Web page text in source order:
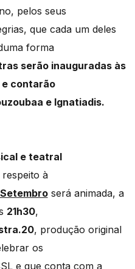
pelos seus
que cada um deles
forma
serão inauguradas às
e contarão
e Ignatiadis.
e teatral
à
será animada, a
21h30,
, produção original
os
e que conta com a